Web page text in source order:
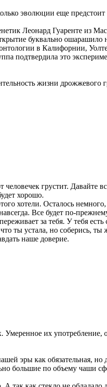
эволюции еще предстоит
Леонард Гуаренте из
буквально
в Калифорнии,
подтвердила это
жизни дрожжевого
грустит. Давайте
хорошо.
хотели. Осталось
Все будет по-
за тебя. У тебя
ты устала, но соберись,
наше доверие.
их употребление,
эры как обязательная,
большие по объему чаши